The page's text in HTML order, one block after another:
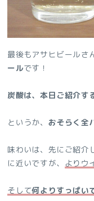
最後もアサヒビールさ
ールです！
炭酸は、本日ご紹介す
というか、 おそらく全
味わいは、先にご紹介
に近いですが、
よりウ
そして何よりすっぱい